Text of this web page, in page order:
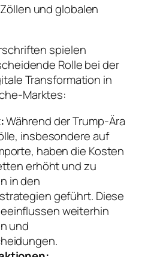
und globalen
spielen
Rolle bei der
Transformation in
Marktes:
Während der Trump-Ära
insbesondere auf
haben die Kosten
erhöht und zu
in den
geführt. Diese
weiterhin
und